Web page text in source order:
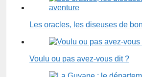
Les oracles, les diseuses de
Voulu ou pas avez-vous dit ?